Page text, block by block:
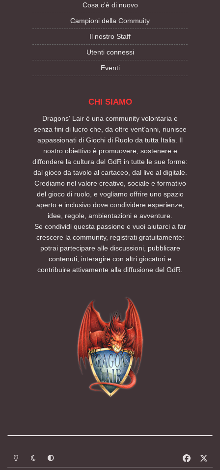
Cosa c'è di nuovo
Campioni della Commuity
Il nostro Staff
Utenti connessi
Eventi
CHI SIAMO
Dragons' Lair è una community volontaria e
senza fini di lucro che, da oltre vent’anni, riunisce
appassionati di Giochi di Ruolo da tutta Italia. Il
nostro obiettivo è promuovere, sostenere e
diffondere la cultura del GdR in tutte le sue forme:
dal gioco da tavolo al cartaceo, dal live al digitale.
Crediamo nel valore creativo, sociale e formativo
del gioco di ruolo, e vogliamo offrire uno spazio
aperto e inclusivo dove condividere esperienze,
idee, regole, ambientazioni e avventure.
Se condividi questa passione e vuoi aiutarci a far
crescere la community, registrati gratuitamente:
potrai partecipare alle discussioni, pubblicare
contenuti, interagire con altri giocatori e
contribuire attivamente alla diffusione del GdR.
Modalità chiara
Modalità scuraSegui la preferenza del sistema
a